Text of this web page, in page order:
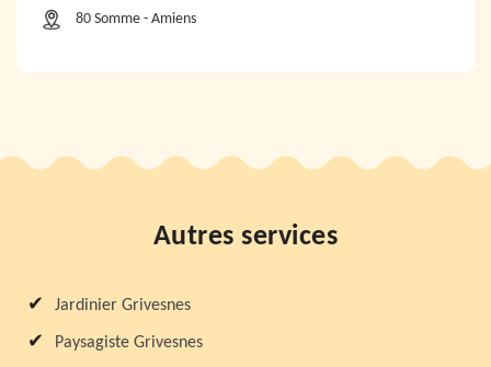
80 Somme - Amiens
Autres services
Jardinier Grivesnes
Paysagiste Grivesnes